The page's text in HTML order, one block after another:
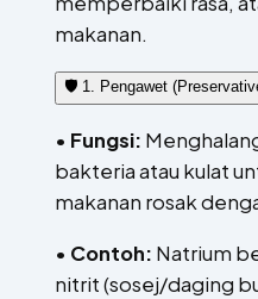
makanan.
🛡️ 1. Pengawet
• Fungsi:
bakteria atau kulat
makanan rosak
• Contoh: Natrium
nitrit (sosej/daging